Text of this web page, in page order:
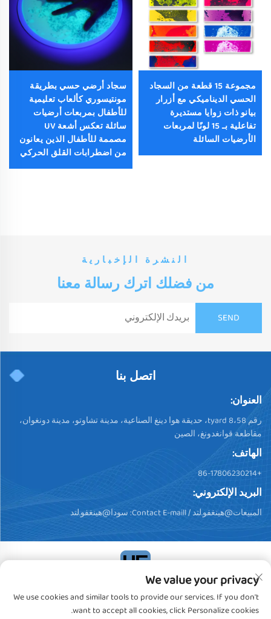
مجموعة 15 قطعة من السجاد
الحسي الديناميكي مع أزرار
بيانو ذات زوايا مستديرة
تفاعلية بـ 15 لونًا لمربعات
الأرضيات السائلة
سجاد أرضي حسي بطريقة
مونتيسوري كألعاب تعليمية
للأطفال بمربعات أرضيات
سائلة تعكس أشعة UV
مصممة للأطفال الذين يعانون
من اضطرابات القلق الحركي
النشرة الإخبارية
من فضلك اترك رسالة معنا
اتصل بنا
العنوان:
رقم 58،tyard 8، حديقة هوا دينغ الصناعية، مدينة تشاوتو، مدينة دونغوان،
مقاطعة قوانغدونغ، الصين
الهاتف:
+86-17806230214
البريد الإلكتروني:
المبيعات@هينغفو.لتد/ Contact E-maill: سودا@هينغفو.لتد
حقوق النشر © 2024، شركة دونغقوان هينغفو للمنتجات البلاستيكية
المحدودة. جميع الحقوق محفوظةسياسة الخصوصية
We value your privacy
We use cookies and similar tools to provide our services. If you don't
want to accept all cookies, click Personalize cookies.